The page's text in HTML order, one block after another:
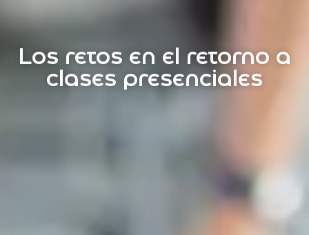
Los retos en el retorno a
clases presenciales